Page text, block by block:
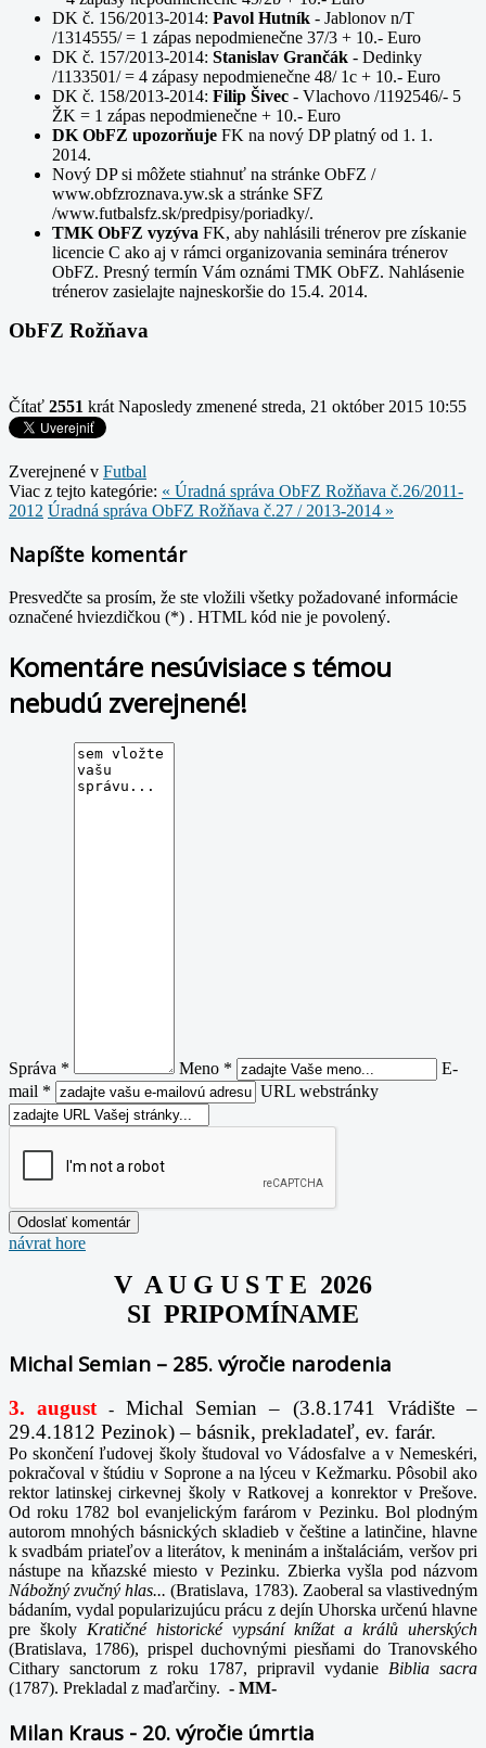
DK č. 156/2013-2014: Pavol Hutník - Jablonov n/T
/1314555/ = 1 zápas nepodmienečne 37/3 + 10.- Euro
DK č. 157/2013-2014: Stanislav Grančák - Dedinky
/1133501/ = 4 zápasy nepodmienečne 48/ 1c + 10.- Euro
DK č. 158/2013-2014: Filip Šivec - Vlachovo /1192546/- 5
ŽK = 1 zápas nepodmienečne + 10.- Euro
DK ObFZ upozorňuje FK na nový DP platný od 1. 1.
2014.
Nový DP si môžete stiahnuť na stránke ObFZ /
www.obfzroznava.yw.sk a stránke SFZ
/www.futbalsfz.sk/predpisy/poriadky/.
TMK ObFZ vyzýva FK, aby nahlásili trénerov pre získanie
licencie C ako aj v rámci organizovania seminára trénerov
ObFZ. Presný termín Vám oznámi TMK ObFZ. Nahlásenie
trénerov zasielajte najneskoršie do 15.4. 2014.
ObFZ Rožňava
Čítať 2551 krát Naposledy zmenené streda, 21 október 2015 10:55
Zverejnené v Futbal
Viac z tejto kategórie: « Úradná správa ObFZ Rožňava č.26/2011-
2012 Úradná správa ObFZ Rožňava č.27 / 2013-2014 »
Napíšte komentár
Presvedčte sa prosím, že ste vložili všetky požadované informácie
označené hviezdičkou (*) . HTML kód nie je povolený.
Komentáre nesúvisiace s témou
nebudú zverejnené!
Správa * Meno *
E-
mail *
URL webstránky
návrat hore
V A U G U S T E 2026
SI PRIPOMÍNAME
Michal Semian – 285. výročie narodenia
3. august -Michal Semian – (3.8.1741 Vrádište –
29.4.1812 Pezinok) – básnik, prekladateľ, ev. farár.
Po skončení ľudovej školy študoval vo Vádosfalve a v Nemeskéri,
pokračoval v štúdiu v Soprone a na lýceu v Kežmarku. Pôsobil ako
rektor latinskej cirkevnej školy v Ratkovej a konrektor v Prešove.
Od roku 1782 bol evanjelickým farárom v Pezinku. Bol plodným
autorom mnohých básnických skladieb v češtine a latinčine, hlavne
k svadbám priateľov a literátov, k meninám a inštaláciám, veršov pri
nástupe na kňazské miesto v Pezinku. Zbierka vyšla pod názvom
Nábožný zvučný hlas...(Bratislava, 1783). Zaoberal sa vlastivedným
bádaním, vydal popularizujúcu prácu z dejín Uhorska určenú hlavne
pre školy Kratičné historické vypsání knížat a králů uherských
(Bratislava, 1786), prispel duchovnými piesňami do Tranovského
Cithary sanctorum z roku 1787, pripravil vydanie Biblia sacra
(1787). Prekladal z maďarčiny. - MM-
Milan Kraus - 20. výročie úmrtia